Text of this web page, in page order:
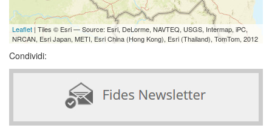
Leaflet | Tiles © Esri — Source: Esri, DeLorme, NAVTEQ, USGS, Intermap, iPC,
NRCAN, Esri Japan, METI, Esri China (Hong Kong), Esri (Thailand), TomTom, 2012
Condividi: